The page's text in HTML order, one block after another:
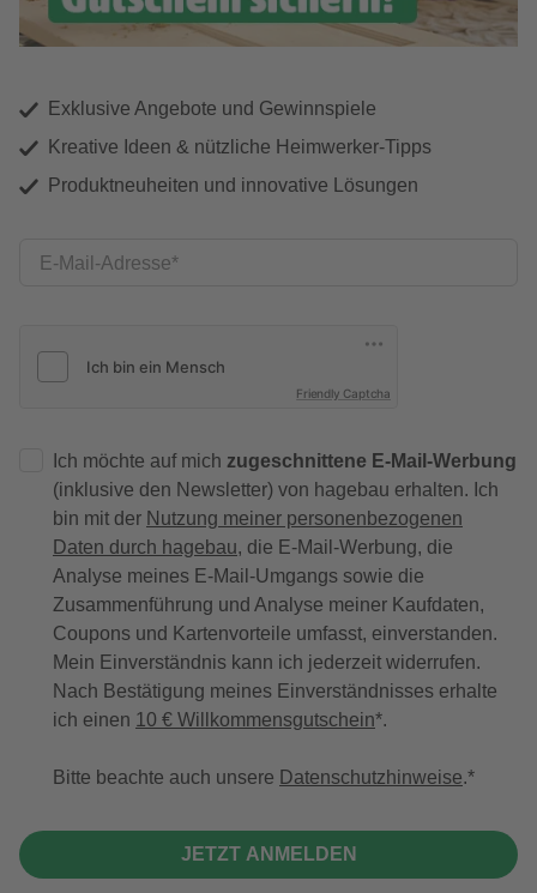
Exklusive Angebote und Gewinnspiele
Kreative Ideen & nützliche Heimwerker-Tipps
Produktneuheiten und innovative Lösungen
E-Mail-Adresse
Friendly Captcha
Ich möchte auf mich zugeschnittene E-Mail-Werbung
(inklusive den Newsletter) von hagebau erhalten. Ich
bin mit der Nutzung meiner personenbezogenen
Daten durch hagebau, die E-Mail-Werbung, die
Analyse meines E-Mail-Umgangs sowie die
Zusammenführung und Analyse meiner Kaufdaten,
Coupons und Kartenvorteile umfasst, einverstanden.
Mein Einverständnis kann ich jederzeit widerrufen.
Nach Bestätigung meines Einverständnisses erhalte
ich einen 10 € Willkommensgutschein*.
Bitte beachte auch unsere Datenschutzhinweise.
JETZT ANMELDEN